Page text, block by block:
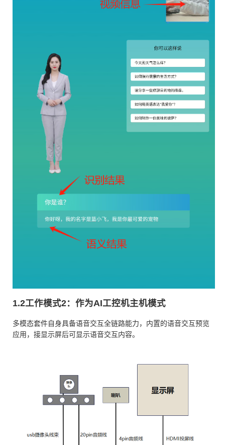
1.2工作模式2：作为AI工控机主机模式
多模态套件自身具备语音交互全链路能力，内置的语音交互预览
应用，接显示屏后可显示语音交互内容。